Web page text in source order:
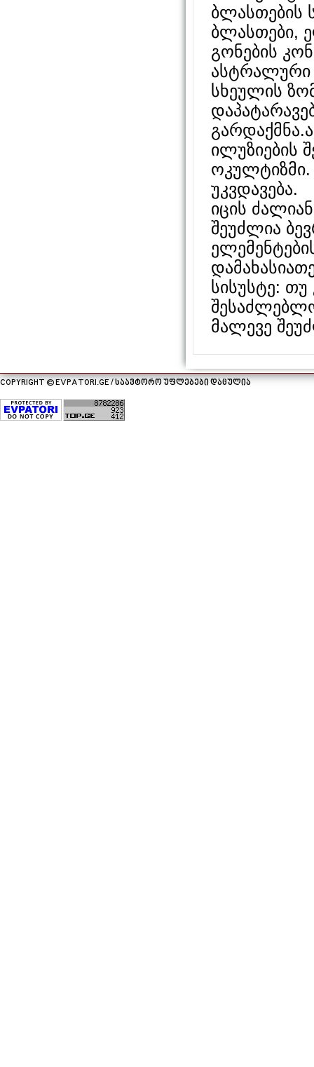
ბლასთების
ბლასთები,
გონების
ასტრალური
სხეულის
ილუზიების
ოკულტიზმი.
უკვდავება.
იცის
შეუძლია
სისუსტე:
მალევე
COPYRIGHT © EVPATORI.GE / საავტორო უფლებები დაცულია